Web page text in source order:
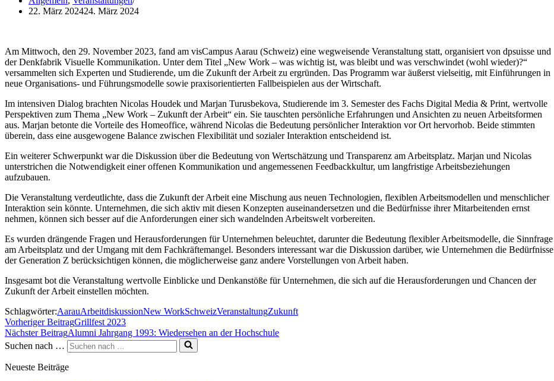
22. März 202424. März 2024
Am Mittwoch, den 29. November 2023, fand am visCampus Aarau (Schweiz) eine wegweisende Veranstaltung statt, organisiert von dpsuisse und
der Denkfabrik Visuelle Kommunikation. Unter dem Titel „New Work – was wichtig ist, was bleibt und was verschwindet (wohl wieder)?“
versammelten sich Experten und Studierende, um die Zukunft der Arbeit zu ergründen. Das Programm war äußerst vielseitig, mit Einführungen in
neue Organisations- und Führungsmodelle sowie praxisorientierten Fallbeispielen aus der Wirtschaft.
Im intensiven Dialog brachten Nicolas Houdek und Marjan Turusbekova, Studierende im 3. Semester des Fachs Digital Media & Print, wertvolle
Perspektiven zum Thema „New Work – Zukunft der Arbeit“ ein. Sie tauschten persönliche Erfahrungen und Ansichten zu neuen Arbeitsformen
aus. Marjan betonte die Vorteile des Homeoffice, während Nicolas die Bedeutung persönlicher Interaktion vor Ort hervorhob. Beide stimmten
überein, dass eine ausgewogene Balance zwischen Flexibilität und sozialer Interaktion entscheidend ist.
Ein weiterer Schwerpunkt war die Diskussion über die Bedeutung von Wertschätzung und Transparenz am Arbeitsplatz. Marjan und Nicolas
unterstrichen die Notwendigkeit einer offenen Kommunikation und angemessenen Feedbackkultur, um langfristige Arbeitsbeziehungen
aufzubauen.
Die Veranstaltung verdeutlichte, dass die Zukunft der Arbeit eine Mischung aus neuen Technologien, flexiblen Arbeitsmodellen und menschlicher
Interaktion sein könnte. Unternehmen, die sich aktiv mit diesen Konzepten auseinandersetzen und die Bedürfnisse ihrer Mitarbeitenden ernst
nehmen, können sich besser auf die Anforderungen einer sich wandelnden Arbeitswelt vorbereiten.
Es wurden drängende Fragen und Herausforderungen für Unternehmen beleuchtet, darunter die Bedeutung flexibler Arbeitsmodelle, die Sinnfrage
am Arbeitsplatz und der Umgang mit dem Fachkräftemangel. Besonders interessant war die Diskussion darüber, wie Unternehmen die Bedürfnisse
der Generation Z berücksichtigen können, die möglicherweise ganz andere Vorstellungen von Arbeit haben.
Insgesamt bot die Veranstaltung wertvolle Einblicke und Denkanstöße für Unternehmen, die sich auf die Herausforderungen und Chancen der
Zukunft der Arbeit einstellen möchten.
Schlagwörter:AarauArbeitdiskussionNew WorkSchweizVeranstaltungZukunft
Vorheriger BeitragGrillfest 2023
Nächster BeitragAlumni Jahrgang 1993: Wiedersehen an der Hochschule
Suchen nach …
Neueste Beiträge